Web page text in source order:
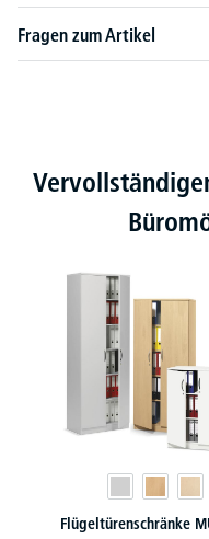
Fragen zum Artikel
Produktgalerie überspringen
Flügeltürenschränke